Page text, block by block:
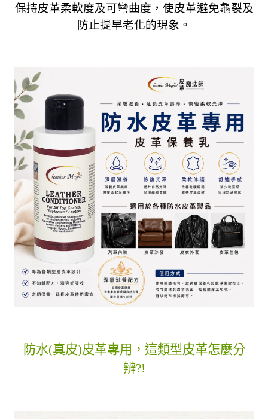
保持皮革柔軟度及可彎曲度，使皮革避免龜裂及
防止提早老化的現象。
防水(真皮)皮革專用，這類型皮革怎麼分
辨?!